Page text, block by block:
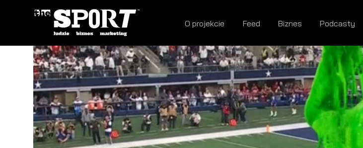
O projekcie Feed Biznes Podcasty